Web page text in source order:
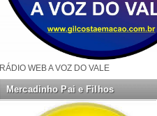
RÁDIO WEB A VOZ DO VALE
Mercadinho Pai e Filhos